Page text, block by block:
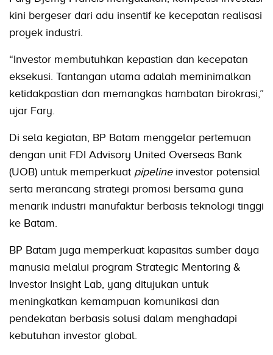
kini bergeser dari adu insentif ke kecepatan realisasi
proyek industri.
“Investor membutuhkan kepastian dan kecepatan
eksekusi. Tantangan utama adalah meminimalkan
ketidakpastian dan memangkas hambatan birokrasi,”
ujar Fary.
Di sela kegiatan, BP Batam menggelar pertemuan
dengan unit FDI Advisory United Overseas Bank
(UOB) untuk memperkuat pipelineinvestor potensial
serta merancang strategi promosi bersama guna
menarik industri manufaktur berbasis teknologi tinggi
ke Batam.
BP Batam juga memperkuat kapasitas sumber daya
manusia melalui program Strategic Mentoring &
Investor Insight Lab, yang ditujukan untuk
meningkatkan kemampuan komunikasi dan
pendekatan berbasis solusi dalam menghadapi
kebutuhan investor global.